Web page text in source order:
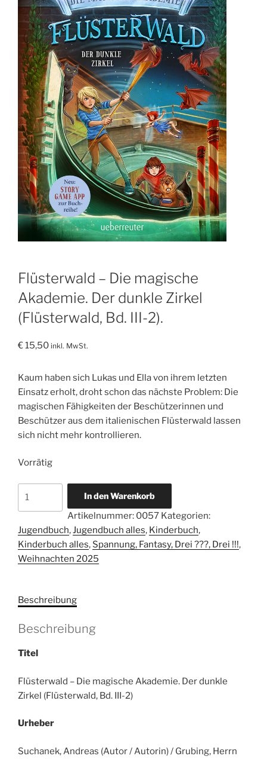
Flüsterwald – Die magische
Akademie. Der dunkle Zirkel
(Flüsterwald, Bd. III-2).
€15,50 inkl. MwSt.
Kaum haben sich Lukas und Ella von ihrem letzten
Einsatz erholt, droht schon das nächste Problem: Die
magischen Fähigkeiten der Beschützerinnen und
Beschützer aus dem italienischen Flüsterwald lassen
sich nicht mehr kontrollieren.
Vorrätig
magische
Akademie.
Der
(Flüsterwald,
III-
2).
In den Warenkorb
Artikelnummer: 0057 Kategorien:
Jugendbuch,Jugendbuch alles, Kinderbuch,
Kinderbuch alles, Spannung, Fantasy, Drei ???, Drei !!!,
Weihnachten 2025
Beschreibung
Beschreibung
Titel
Flüsterwald – Die magische Akademie. Der dunkle
Zirkel (Flüsterwald, Bd. III-2)
Urheber
Suchanek, Andreas (Autor / Autorin) / Grubing, Herrn